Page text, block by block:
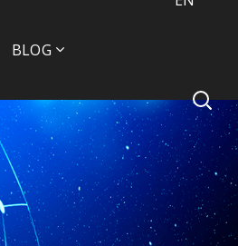
BLOG